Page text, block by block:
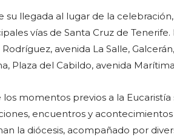
su llegada al lugar de la
vías de Santa Cruz de
avenida La Salle,
Plaza del Cabildo, avenida
los momentos previos a la
encuentros y
la diócesis, acompañado por